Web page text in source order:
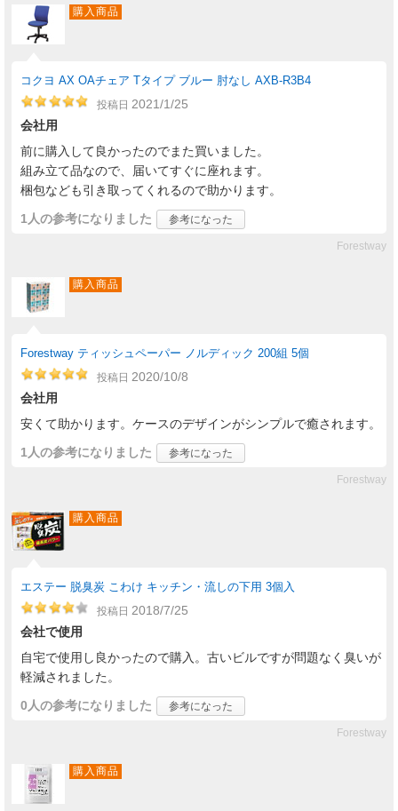
購入商品
コクヨ AX OAチェア Tタイプ ブルー 肘なし AXB-R3B4
投稿日 2021/1/25
会社用
前に購入して良かったのでまた買いました。
組み立て品なので、届いてすぐに座れます。
梱包なども引き取ってくれるので助かります。
1人の参考になりました 参考になった
Forestway
購入商品
Forestway ティッシュペーパー ノルディック 200組 5個
投稿日 2020/10/8
会社用
安くて助かります。ケースのデザインがシンプルで癒されます。
1人の参考になりました 参考になった
Forestway
購入商品
エステー 脱臭炭 こわけ キッチン・流しの下用 3個入
投稿日 2018/7/25
会社で使用
自宅で使用し良かったので購入。古いビルですが問題なく臭いが
軽減されました。
0人の参考になりました 参考になった
Forestway
購入商品